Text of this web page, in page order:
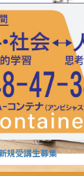
規受講生募集